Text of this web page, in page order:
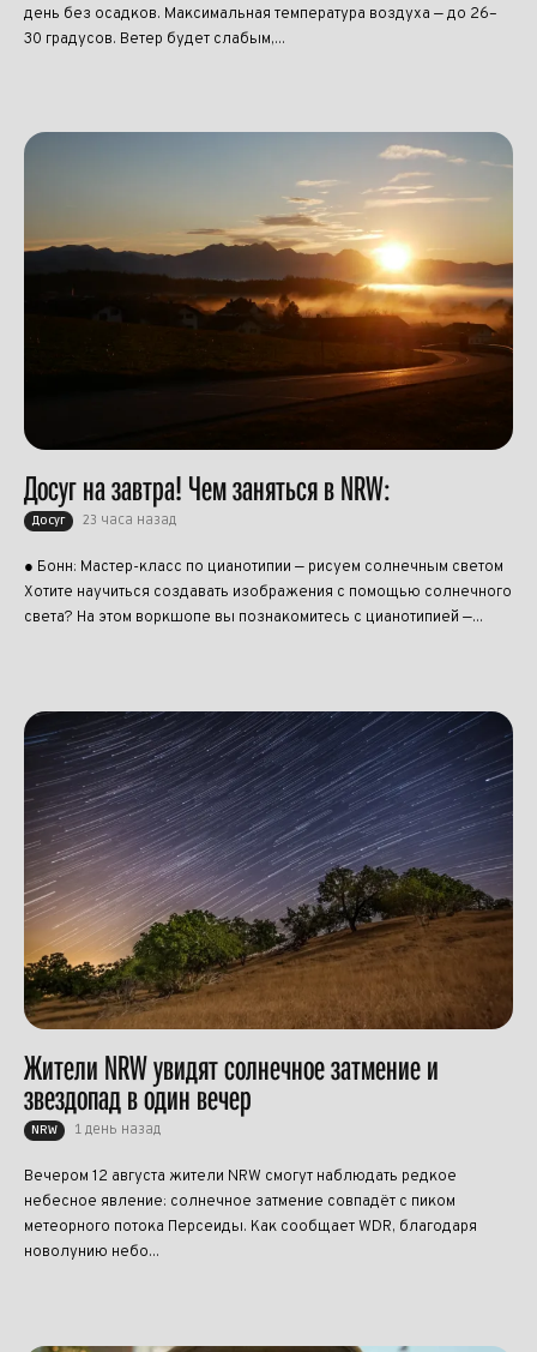
день без осадков. Максимальная температура воздуха — до 26–
30 градусов. Ветер будет слабым,...
Досуг на завтра! Чем заняться в NRW:
Досуг 23 часа назад
● Бонн: Мастер-класс по цианотипии — рисуем солнечным светом
Хотите научиться создавать изображения с помощью солнечного
света? На этом воркшопе вы познакомитесь с цианотипией —...
Жители NRW увидят солнечное затмение и
звездопад в один вечер
NRW 1 день назад
Вечером 12 августа жители NRW смогут наблюдать редкое
небесное явление: солнечное затмение совпадёт с пиком
метеорного потока Персеиды. Как сообщает WDR, благодаря
новолунию небо...